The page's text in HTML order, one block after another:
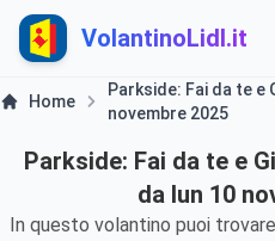
VolantinoLidl.it
Home
Parkside: Fai da te
novembre 2025
Parkside: Fai da te e
da lun 10
In questo volantino puoi